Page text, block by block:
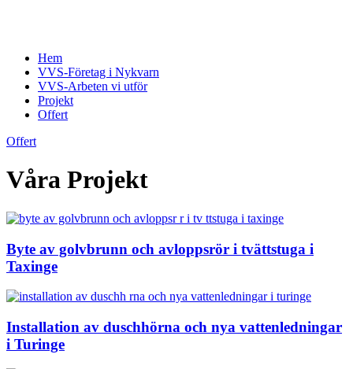
Hem
VVS-Företag i Nykvarn
VVS-Arbeten vi utför
Projekt
Offert
Offert
Våra Projekt
Byte av golvbrunn och avloppsrör i tvättstuga i
Taxinge
Installation av duschhörna och nya vattenledningar
i Turinge